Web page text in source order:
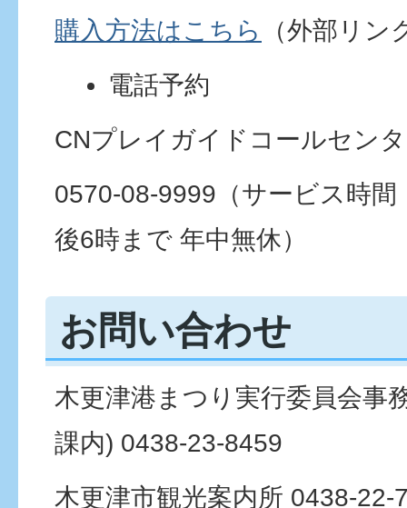
購入方法はこちら
（外部リン
電話予約
CNプレイガイドコールセン
0570-08-9999（サービス時間
後6時まで 年中無休）
お問い合わせ
木更津港まつり実行委員会事
課内) 0438-23-8459
木更津市観光案内所 0438-22-